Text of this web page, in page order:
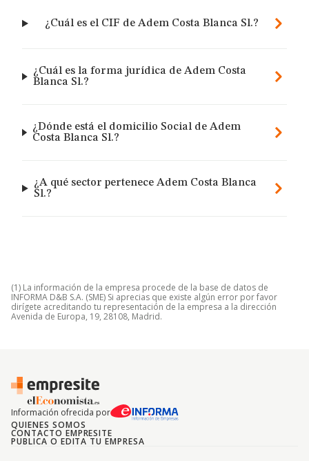
¿Cuál es el CIF de Adem Costa Blanca Sl.?
¿Cuál es la forma jurídica de Adem Costa
Blanca Sl.?
¿Dónde está el domicilio Social de Adem
Costa Blanca Sl.?
¿A qué sector pertenece Adem Costa Blanca
Sl.?
(1) La información de la empresa procede de la base de datos de
INFORMA D&B S.A. (SME) Si aprecias que existe algún error por favor
dirígete acreditando tu representación de la empresa a la dirección
Avenida de Europa, 19, 28108, Madrid.
Información ofrecida por
QUIENES SOMOS
CONTACTO EMPRESITE
PUBLICA O EDITA TU EMPRESA